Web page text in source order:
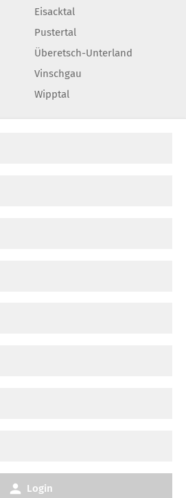
Eisacktal
Pustertal
Überetsch-Unterland
Vinschgau
Wipptal
Login